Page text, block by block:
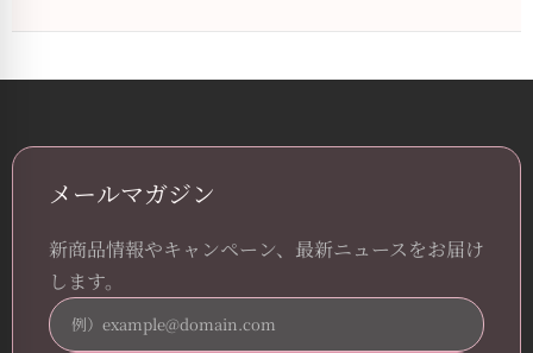
メールマガジン
新商品情報やキャンペーン、最新ニュースをお届け
します。